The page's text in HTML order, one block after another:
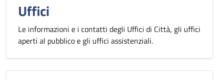
Uffici
Le informazioni e i contatti degli Uffici di Città, gli uffici
aperti al pubblico e gli uffici assistenziali.